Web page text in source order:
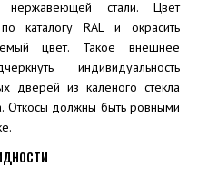
нержавеющей стали. Цвет
каталогу RAL и окрасить
цвет. Такое внешнее
индивидуальность
дверей из каленого стекла
Откосы должны быть ровными